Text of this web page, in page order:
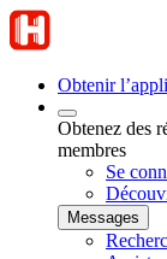
Obtenir l’appli
Obtenez des
membres
Se
Messages